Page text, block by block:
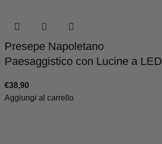
Presepe Napoletano
Paesaggistico con Lucine a LED
€38,90
Aggiungi al carrello